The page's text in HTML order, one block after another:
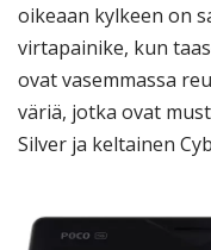
oikeaan kylkeen on
virtapainike, kun
ovat vasemmassa
väriä, jotka ovat
Silver ja keltainen